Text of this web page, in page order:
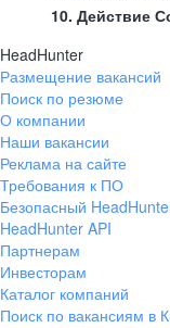
10. Действие
HeadHunter
Размещение вакансий
Поиск по резюме
О компании
Наши вакансии
Реклама на сайте
Требования к ПО
Безопасный
HeadHunter API
Партнерам
Инвесторам
Каталог компаний
Поиск по вакансиям в